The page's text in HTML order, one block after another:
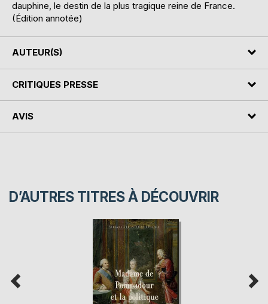
dauphine, le destin de la plus tragique reine de France.
(Édition annotée)
AUTEUR(S)
CRITIQUES PRESSE
AVIS
D’AUTRES TITRES À DÉCOUVRIR